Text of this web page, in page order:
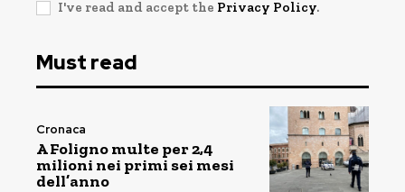
I've read and accept the Privacy Policy.
Must read
Cronaca
A Foligno multe per 2,4
milioni nei primi sei mesi
dell’anno